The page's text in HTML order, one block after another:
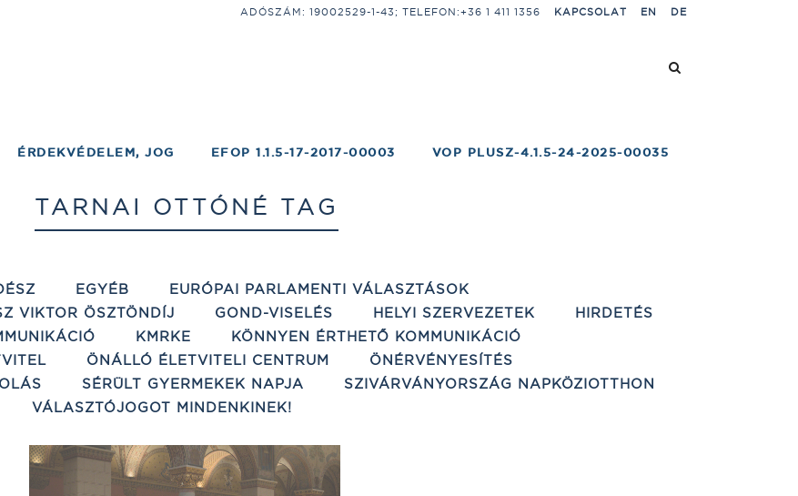
ADÓSZÁM: 19002529-1-43; TELEFON:+36 1 411 1356 KAPCSOLAT EN DE
ÉRDEKVÉDELEM, JOG EFOP 1.1.5-17-2017-00003 VOP PLUSZ-4.1.5-24-2025-00035
TARNAI OTTÓNÉ TAG
EGYÉB
EURÓPAI PARLAMENTI VÁLASZTÁSOK
VIKTOR ÖSZTÖNDÍJ GOND-VISELÉS HELYI SZERVEZETEK
HIRDETÉS
KMRKE
KÖNNYEN ÉRTHETŐ KOMMUNIKÁCIÓ
ÖNÁLLÓ ÉLETVITELI CENTRUM
ÖNÉRVÉNYESÍTÉS
SÉRÜLT GYERMEKEK NAPJA
SZIVÁRVÁNYORSZÁG NAPKÖZIOTTHON
VÁLASZTÓJOGOT MINDENKINEK!